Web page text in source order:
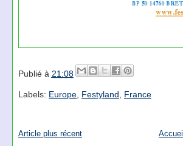
Publié à 21:08
Labels: Europe, Festyland, France
Article plus récent Accueil